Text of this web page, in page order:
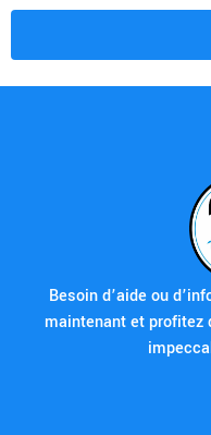
Besoin d’aide ou
maintenant et profitez